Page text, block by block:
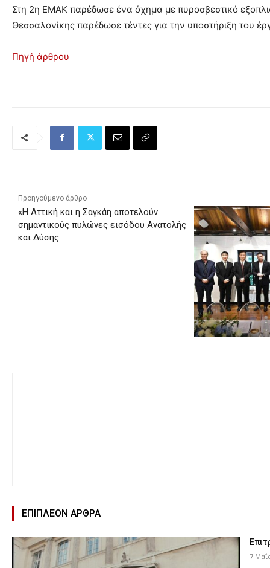
Στη 2η ΕΜΑΚ παρέδωσε ένα όχημα με πυροσβεστικό
Θεσσαλονίκης παρέδωσε τέντες για την υποστήριξη του
Πηγή άρθρου
Προηγούμενο άρθρο
«Η Αττική και η Σαγκάη αποτελούν
σημαντικούς πυλώνες εισόδου Ανατολής
και Δύσης
ΕΠΙΠΛΕΟΝ ΑΡΘΡΑ
7